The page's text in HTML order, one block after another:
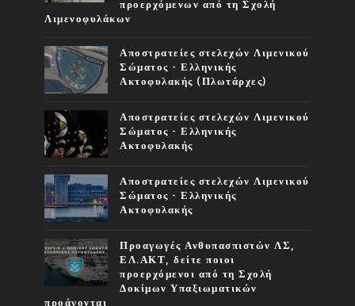
προερχόμενων από τη Σχολή
Λιμενοφυλάκων
Αποστρατείες στελεχών Λιμενικού
Σώματος - Ελληνικής
Ακτοφυλακής (Πλωτάρχες)
Αποστρατείες στελεχών Λιμενικού
Σώματος - Ελληνικής
Ακτοφυλακής
Αποστρατείες στελεχών Λιμενικού
Σώματος - Ελληνικής
Ακτοφυλακής
Προαγωγές Ανθυπασπιστών ΛΣ,
ΕΛ.ΑΚΤ, δείτε ποιοι
προερχόμενοι από τη Σχολή
Δοκίμων Υπαξιωματικών
προάγονται